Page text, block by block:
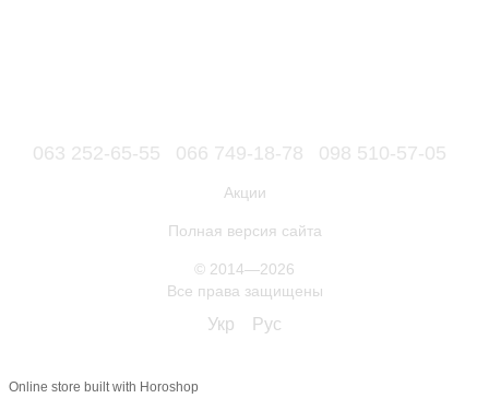
063 252-65-55 066 749-18-78 098 510-57-05
Акции
Полная версия сайта
© 2014—2026
Все права защищены
Укр Рус
Online store built with Horoshop